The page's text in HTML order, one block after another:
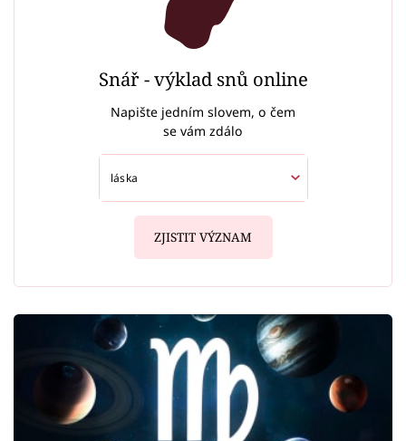
Snář - výklad snů online
Napište jedním slovem, o čem
se vám zdálo
ZJISTIT VÝZNAM